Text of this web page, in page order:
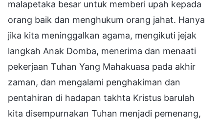
malapetaka besar untuk memberi upah kepada
orang baik dan menghukum orang jahat. Hanya
jika kita meninggalkan agama, mengikuti jejak
langkah Anak Domba, menerima dan menaati
pekerjaan Tuhan Yang Mahakuasa pada akhir
zaman, dan mengalami penghakiman dan
pentahiran di hadapan takhta Kristus barulah
kita disempurnakan Tuhan menjadi pemenang,